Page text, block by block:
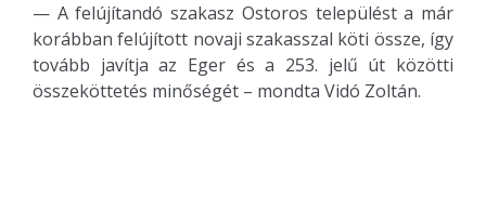
— A felújítandó szakasz Ostoros települést a már
korábban felújított novaji szakasszal köti össze, így
tovább javítja az Eger és a 253. jelű út közötti
összeköttetés minőségét – mondta Vidó Zoltán.